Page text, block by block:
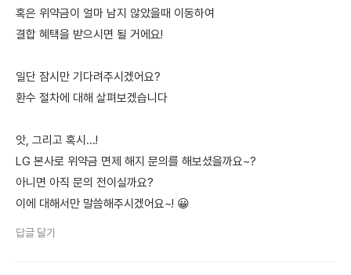
혹은 위약금이 얼마 남지 않았을때 이동하여
결합 혜택을 받으시면 될 거에요!
일단 잠시만 기다려주시겠어요?
환수 절차에 대해 살펴보겠습니다
앗, 그리고 혹시...!
LG 본사로 위약금 면제 해지 문의를 해보셨을까요~?
아니면 아직 문의 전이실까요?
이에 대해서만 말씀해주시겠어요~! 😀
답글 달기